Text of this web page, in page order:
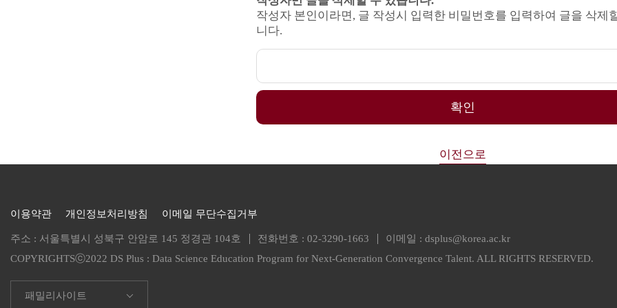
작성자 본인이라면, 글 작성시 입력한 비밀번호를 입력하여 글을 삭제
니다.
확인
이전으로
이용약관 개인정보처리방침 이메일 무단수집거부
주소 : 서울특별시 성북구 안암로 145 정경관 104호 전화번호 : 02-3290-1663 이메일 : dsplus@korea.ac.kr
COPYRIGHTSⓒ2022 DS Plus : Data Science Education Program for Next-Generation Convergence Talent. ALL RIGHTS RESERVED.
패밀리사이트